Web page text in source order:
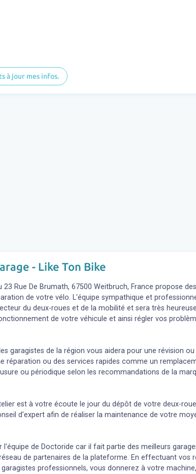
à jour mes infos.
- Like Ton Bike
23 Rue De Brumath, 67500 Weitbruch, France propose
de votre vélo. L'équipe sympathique et
du deux-roues et de la mobilité et sera très
de votre véhicule et ainsi régler vos
garagistes de la région vous aidera pour une révision
réparation ou des services rapides comme un
ou périodique selon les recommandations de la
est à votre écoute le jour du dépôt de votre deux-
d'expert afin de réaliser la maintenance de votre
l'équipe de Doctoride car il fait partie des meilleurs
de partenaires de la plateforme. En effectuant vos
professionnels, vous donnerez à votre